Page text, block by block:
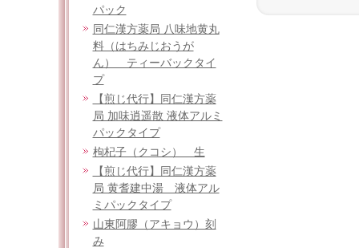
パック
同仁漢方薬局 八味地黄丸
料（はちみじおうが
ん） ティーバックタイ
プ
【煎じ代行】同仁漢方薬
局 加味逍遥散 液体アルミ
パックタイプ
枸杞子（クコシ） 生
【煎じ代行】同仁漢方薬
局 黄耆建中湯 液体アル
ミパックタイプ
山東阿膠（アキョウ）刻
み